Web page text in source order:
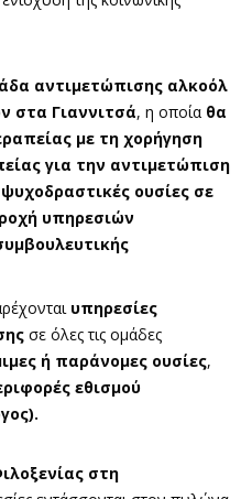
αντιμετώπισης αλκοόλ
στα Γιαννιτσά, η οποία θα
με τη χορήγηση
για την αντιμετώπιση
ουσίες σε
υπηρεσιών
υπηρεσίες
σε όλες τις ομάδες
ή παράνομες ουσίες,
εθισμού
στη